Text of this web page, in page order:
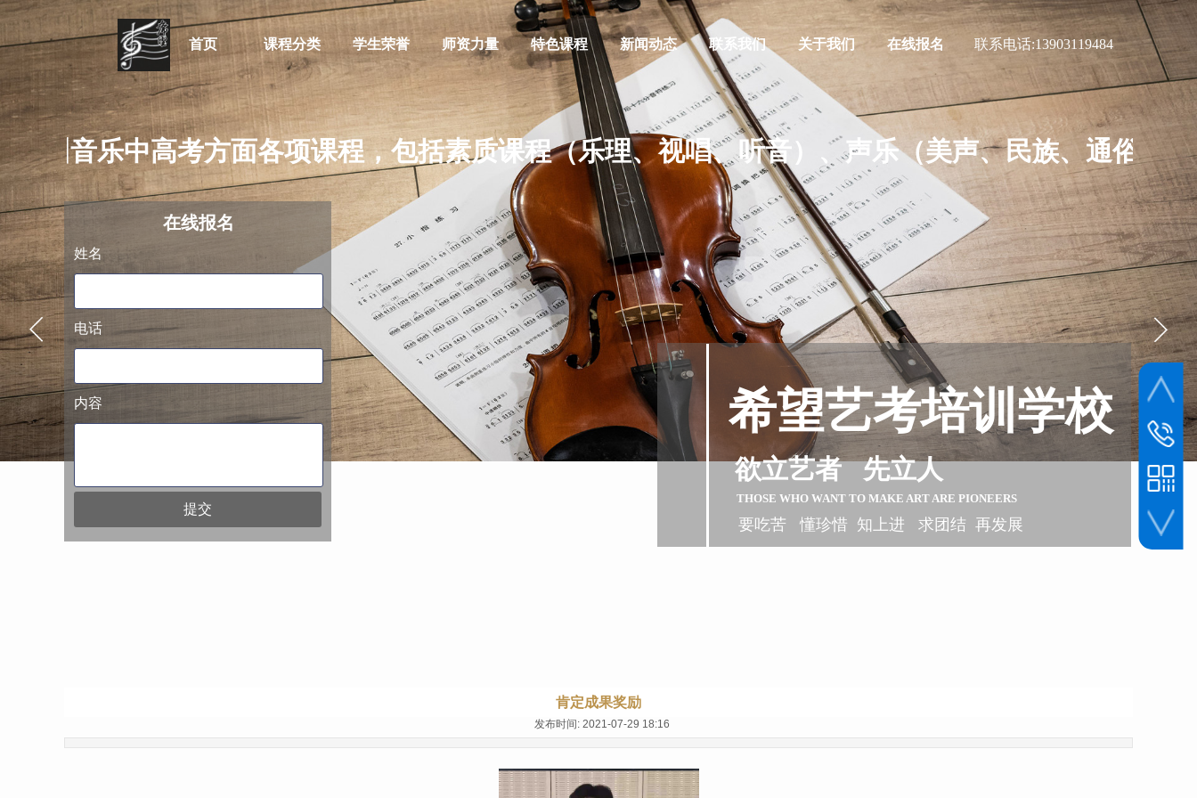
联系电话:13903119484
首页 课程分类 学生荣誉 师资力量 特色课程 新闻动态 联系我们 关于我们 在线报名
训音乐中高考方面各项课程，包括素质课程（乐理、视唱、听音）、声乐（美声、民族、通俗）
阿萨德
在线报名
姓名
电话
内容
提交
阿萨德
希望艺考培训学校
欲立艺者 先立人
THOSE WHO WANT TO MAKE ART ARE PIONEERS
要吃苦 懂珍惜 知上进 求团结 再发展
肯定成果奖励
发布时间: 2021-07-29 18:16
联系电话